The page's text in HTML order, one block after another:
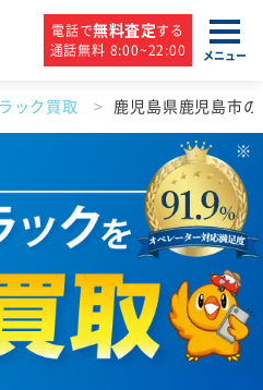
電話で無料査定する
通話無料 8:00~22:00
メニュー
ック買取 鹿児島県鹿児島市